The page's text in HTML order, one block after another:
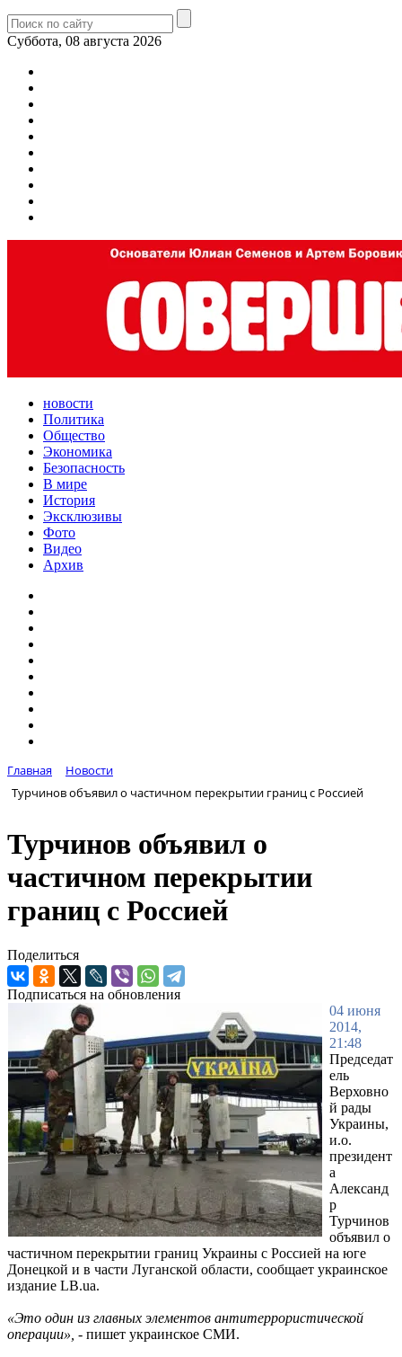
Суббота, 08 августа 2026
новости
Политика
Общество
Экономика
Безопасность
В мире
История
Эксклюзивы
Фото
Видео
Архив
Главная
Новости
Турчинов объявил о частичном перекрытии границ с Россией
Турчинов объявил о
частичном перекрытии
границ с Россией
Поделиться
Подписаться на обновления
04 июня
2014,
21:48
Председат
ель
Верховно
й рады
Украины,
и.о.
президент
а
Александ
р
Турчинов
объявил о
частичном перекрытии границ Украины с Россией на юге
Донецкой и в части Луганской области, сообщает украинское
издание LB.ua.
«Это один из главных элементов антитеррористической
операции», - пишет украинское СМИ.